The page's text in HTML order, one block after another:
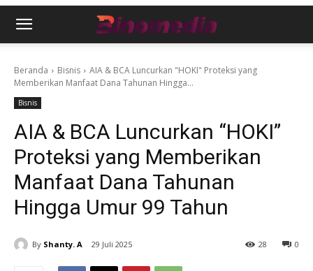
Beranda Bisnis
AIA & BCA Luncurkan "HOKI" Proteksi yang
Memberikan Manfaat Dana Tahunan Hingga...
Bisnis
AIA & BCA Luncurkan “HOKI”
Proteksi yang Memberikan
Manfaat Dana Tahunan
Hingga Umur 99 Tahun
By Shanty. A 29 Juli 2025 0
28